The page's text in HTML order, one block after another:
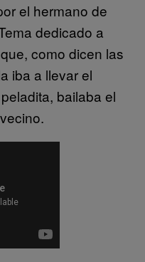
el hermano de
dedicado a
como dicen las
iba a llevar el
bailaba el